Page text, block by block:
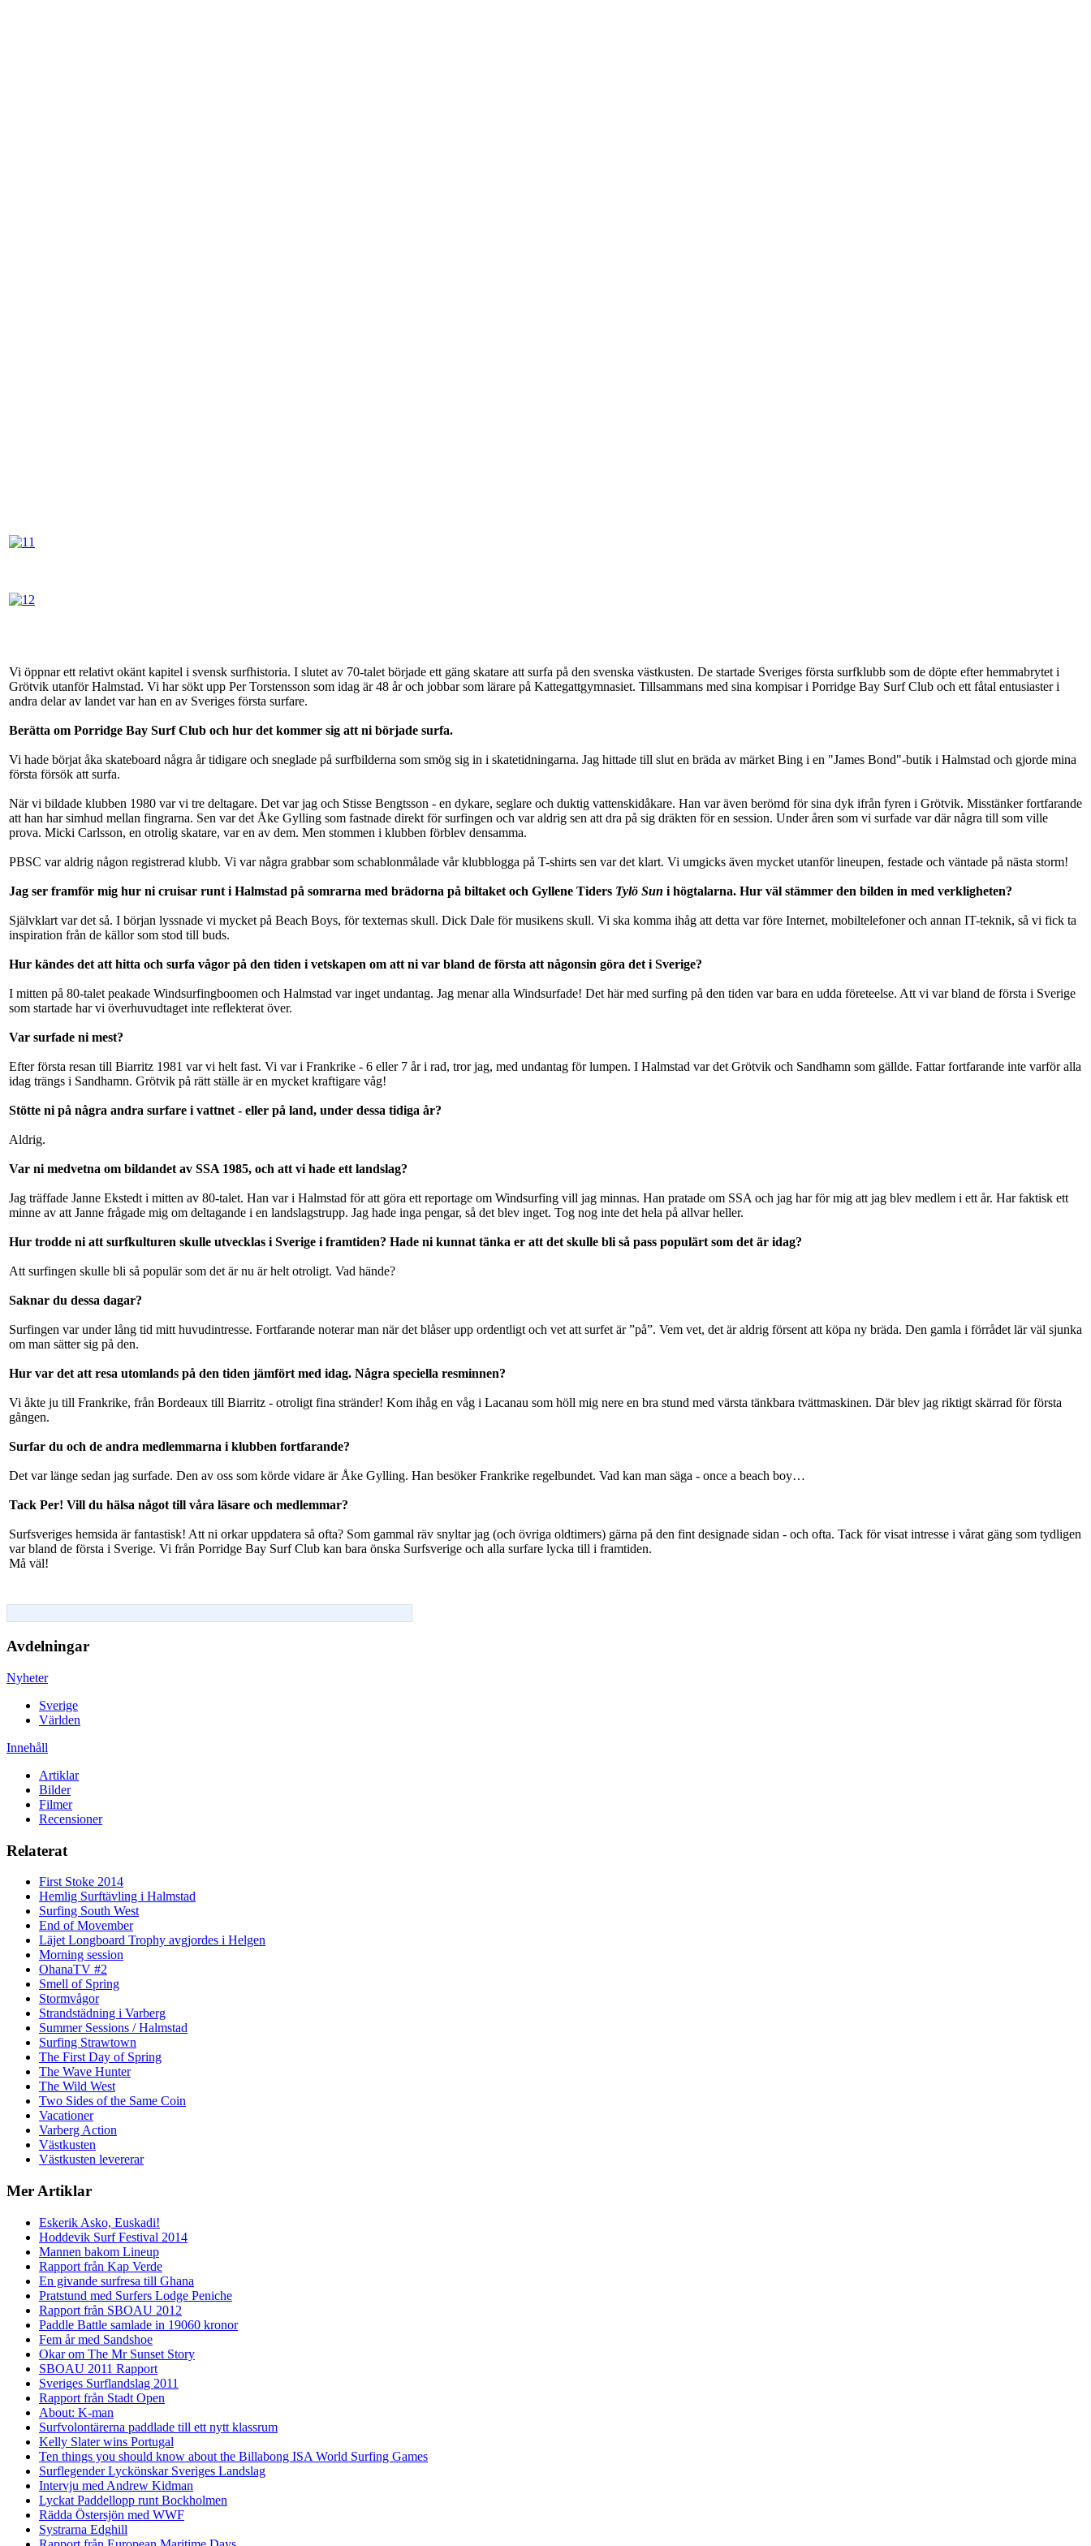
Vi öppnar ett relativt okänt kapitel i svensk surfhistoria. I slutet av 70-talet började ett gäng skatare att surfa på den svenska västkusten. De startade Sveriges första surfklubb som de döpte efter hemmabrytet i
Grötvik utanför Halmstad. Vi har sökt upp Per Torstensson som idag är 48 år och jobbar som lärare på Kattegattgymnasiet. Tillsammans med sina kompisar i Porridge Bay Surf Club och ett fåtal entusiaster i
andra delar av landet var han en av Sveriges första surfare.
Berätta om Porridge Bay Surf Club och hur det kommer sig att ni började surfa.
Vi hade börjat åka skateboard några år tidigare och sneglade på surfbilderna som smög sig in i skatetidningarna. Jag hittade till slut en bräda av märket Bing i en "James Bond"-butik i Halmstad och gjorde mina
första försök att surfa.
När vi bildade klubben 1980 var vi tre deltagare. Det var jag och Stisse Bengtsson - en dykare, seglare och duktig vattenskidåkare. Han var även berömd för sina dyk ifrån fyren i Grötvik. Misstänker fortfarande
att han har simhud mellan fingrarna. Sen var det Åke Gylling som fastnade direkt för surfingen och var aldrig sen att dra på sig dräkten för en session. Under åren som vi surfade var där några till som ville
prova. Micki Carlsson, en otrolig skatare, var en av dem. Men stommen i klubben förblev densamma.
PBSC var aldrig någon registrerad klubb. Vi var några grabbar som schablonmålade vår klubblogga på T-shirts sen var det klart. Vi umgicks även mycket utanför lineupen, festade och väntade på nästa storm!
Jag ser framför mig hur ni cruisar runt i Halmstad på somrarna med brädorna på biltaket och Gyllene Tiders Tylö Sun i högtalarna. Hur väl stämmer den bilden in med verkligheten?
Självklart var det så. I början lyssnade vi mycket på Beach Boys, för texternas skull. Dick Dale för musikens skull. Vi ska komma ihåg att detta var före Internet, mobiltelefoner och annan IT-teknik, så vi fick ta
inspiration från de källor som stod till buds.
Hur kändes det att hitta och surfa vågor på den tiden i vetskapen om att ni var bland de första att någonsin göra det i Sverige?
I mitten på 80-talet peakade Windsurfingboomen och Halmstad var inget undantag. Jag menar alla Windsurfade! Det här med surfing på den tiden var bara en udda företeelse. Att vi var bland de första i Sverige
som startade har vi överhuvudtaget inte reflekterat över.
Var surfade ni mest?
Efter första resan till Biarritz 1981 var vi helt fast. Vi var i Frankrike - 6 eller 7 år i rad, tror jag, med undantag för lumpen. I Halmstad var det Grötvik och Sandhamn som gällde. Fattar fortfarande inte varför alla
idag trängs i Sandhamn. Grötvik på rätt ställe är en mycket kraftigare våg!
Stötte ni på några andra surfare i vattnet - eller på land, under dessa tidiga år?
Aldrig.
Var ni medvetna om bildandet av SSA 1985, och att vi hade ett landslag?
Jag träffade Janne Ekstedt i mitten av 80-talet. Han var i Halmstad för att göra ett reportage om Windsurfing vill jag minnas. Han pratade om SSA och jag har för mig att jag blev medlem i ett år. Har faktisk ett
minne av att Janne frågade mig om deltagande i en landslagstrupp. Jag hade inga pengar, så det blev inget. Tog nog inte det hela på allvar heller.
Hur trodde ni att surfkulturen skulle utvecklas i Sverige i framtiden? Hade ni kunnat tänka er att det skulle bli så pass populärt som det är idag?
Att surfingen skulle bli så populär som det är nu är helt otroligt. Vad hände?
Saknar du dessa dagar?
Surfingen var under lång tid mitt huvudintresse. Fortfarande noterar man när det blåser upp ordentligt och vet att surfet är ”på”. Vem vet, det är aldrig försent att köpa ny bräda. Den gamla i förrådet lär väl sjunka
om man sätter sig på den.
Hur var det att resa utomlands på den tiden jämfört med idag. Några speciella resminnen?
Vi åkte ju till Frankrike, från Bordeaux till Biarritz - otroligt fina stränder! Kom ihåg en våg i Lacanau som höll mig nere en bra stund med värsta tänkbara tvättmaskinen. Där blev jag riktigt skärrad för första
gången.
Surfar du och de andra medlemmarna i klubben fortfarande?
Det var länge sedan jag surfade. Den av oss som körde vidare är Åke Gylling. Han besöker Frankrike regelbundet. Vad kan man säga - once a beach boy…
Tack Per! Vill du hälsa något till våra läsare och medlemmar?
Surfsveriges hemsida är fantastisk! Att ni orkar uppdatera så ofta? Som gammal räv snyltar jag (och övriga oldtimers) gärna på den fint designade sidan - och ofta. Tack för visat intresse i vårat gäng som tydligen
var bland de första i Sverige. Vi från Porridge Bay Surf Club kan bara önska Surfsverige och alla surfare lycka till i framtiden.
Må väl!
Avdelningar
Nyheter
Sverige
Världen
Innehåll
Artiklar
Bilder
Filmer
Recensioner
Relaterat
First Stoke 2014
Hemlig Surftävling i Halmstad
Surfing South West
End of Movember
Läjet Longboard Trophy avgjordes i Helgen
Morning session
OhanaTV #2
Smell of Spring
Stormvågor
Strandstädning i Varberg
Summer Sessions / Halmstad
Surfing Strawtown
The First Day of Spring
The Wave Hunter
The Wild West
Two Sides of the Same Coin
Vacationer
Varberg Action
Västkusten
Västkusten levererar
Mer Artiklar
Eskerik Asko, Euskadi!
Hoddevik Surf Festival 2014
Mannen bakom Lineup
Rapport från Kap Verde
En givande surfresa till Ghana
Pratstund med Surfers Lodge Peniche
Rapport från SBOAU 2012
Paddle Battle samlade in 19060 kronor
Fem år med Sandshoe
Okar om The Mr Sunset Story
SBOAU 2011 Rapport
Sveriges Surflandslag 2011
Rapport från Stadt Open
About: K-man
Surfvolontärerna paddlade till ett nytt klassrum
Kelly Slater wins Portugal
Ten things you should know about the Billabong ISA World Surfing Games
Surflegender Lyckönskar Sveriges Landslag
Intervju med Andrew Kidman
Lyckat Paddellopp runt Bockholmen
Rädda Östersjön med WWF
Systrarna Edghill